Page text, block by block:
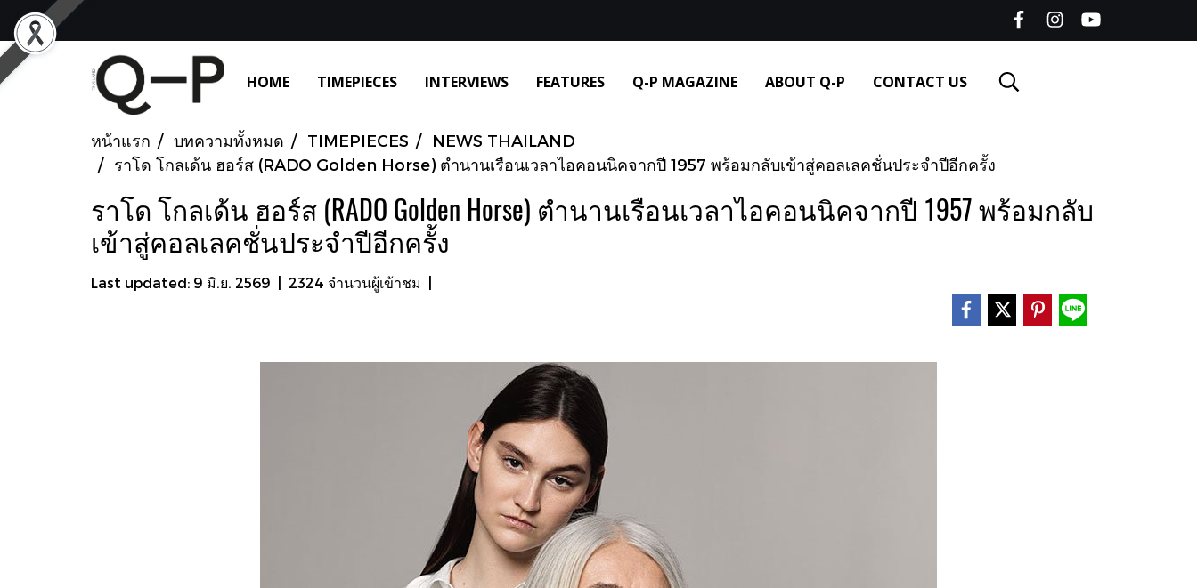
HOME TIMEPIECES INTERVIEWS FEATURES Q-P MAGAZINE ABOUT Q-P CONTACT US
หน้าแรก บทความทั้งหมด TIMEPIECES
NEWS THAILAND
ราโด โกลเด้น ฮอร์ส (RADO Golden Horse) ตำนานเรือนเวลาไอคอนนิคจากปี 1957 พร้อมกลับเข้าสู่คอลเลคชั่นประจำปีอีกครั้ง
ราโด โกลเด้น ฮอร์ส (RADO Golden Horse) ตำนานเรือนเวลาไอคอนนิคจากปี 1957 พร้อมกลับ
เข้าสู่คอลเลคชั่นประจำปีอีกครั้ง
Last updated: 9 มิ.ย. 2569 2324 จำนวนผู้เข้าชม